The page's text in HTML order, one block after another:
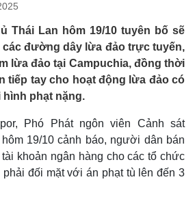
Việc làm
Biển đảo
Thái Lan hôm 19/10 tuyên bố sẽ
đường dây lừa đảo trực tuyến,
lừa đảo tại Campuchia, đồng thời
tiếp tay cho hoạt động lừa đảo có
hình phạt nặng.
Phó Phát ngôn viên Cảnh sát
19/10 cảnh báo, người dân bán
khoản ngân hàng cho các tổ chức
đối mặt với án phạt tù lên đến 3